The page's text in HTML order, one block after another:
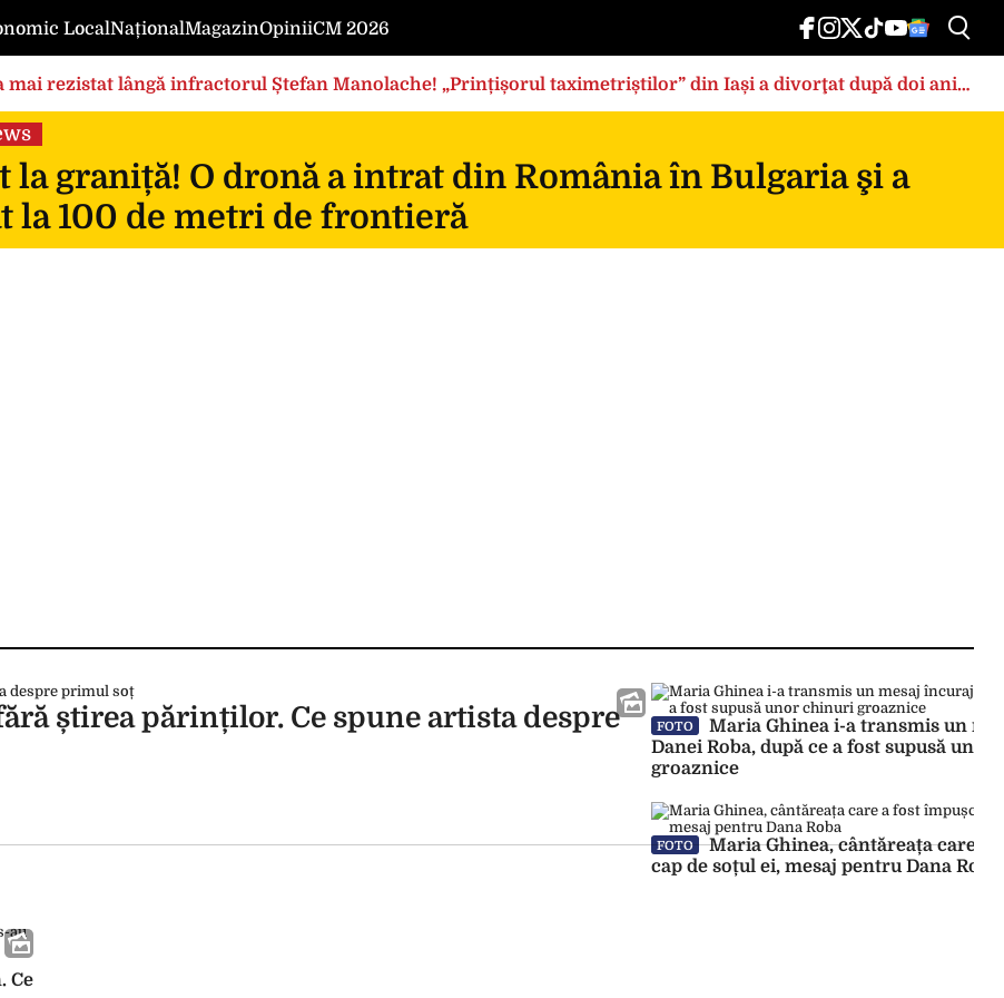
LocalNaționalMagazinOpiniiCM 2026
mai rezistat lângă infractorul Ștefan Manolache! „Prințișorul taximetriștilor” din Iași a divorţat după doi ani
la graniță! O dronă a intrat din România în Bulgaria şi a
la 100 de metri de frontieră
știrea părinților. Ce spune artista despre
FOTO
Maria Ghinea i-a transmis un
Danei Roba, după ce a fost supusă
groaznice
FOTO
Maria Ghinea, cântăreața care a
cap de soțul ei, mesaj pentru Dana Roba
Ce